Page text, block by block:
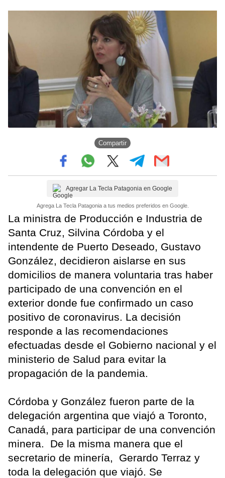
Compartir
Agregar La Tecla Patagonia en Google
Agrega La Tecla Patagonia a tus medios preferidos en Google.
La ministra de Producción e Industria de
Santa Cruz, Silvina Córdoba y el
intendente de Puerto Deseado, Gustavo
González, decidieron aislarse en sus
domicilios de manera voluntaria tras haber
participado de una convención en el
exterior donde fue confirmado un caso
positivo de coronavirus. La decisión
responde a las recomendaciones
efectuadas desde el Gobierno nacional y el
ministerio de Salud para evitar la
propagación de la pandemia.
Córdoba y González fueron parte de la
delegación argentina que viajó a Toronto,
Canadá, para participar de una convención
minera. De la misma manera que el
secretario de minería, Gerardo Terraz y
toda la delegación que viajó. Se